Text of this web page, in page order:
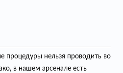
процедуры нельзя проводить во
в нашем арсенале есть